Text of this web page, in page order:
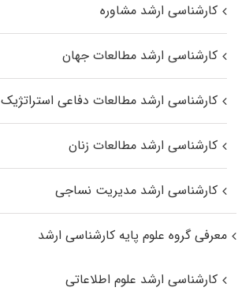
کارشناسی ارشد مشاوره
کارشناسی ارشد مطالعات جهان
کارشناسی ارشد مطالعات دفاعی استراتژیک
کارشناسی ارشد مطالعات زنان
کارشناسی ارشد مدیریت نساجی
معرفی گروه علوم پایه کارشناسی ارشد
کارشناسی ارشد علوم اطلاعاتی